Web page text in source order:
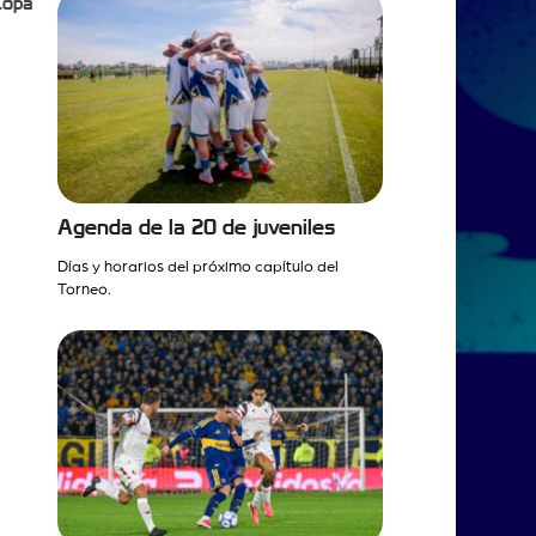
Agenda de la 20 de juveniles
Días y horarios del próximo capítulo del
Torneo.